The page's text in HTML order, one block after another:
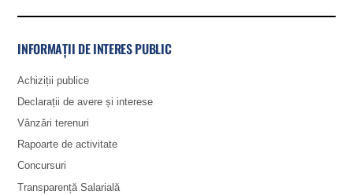
INFORMAȚII DE INTERES PUBLIC
Achiziții publice
Declarații de avere și interese
Vânzări terenuri
Rapoarte de activitate
Concursuri
Transparență Salarială